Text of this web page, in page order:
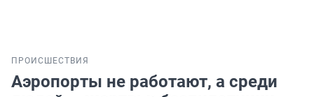
ПРОИСШЕСТВИЯ
Аэропорты не работают, а среди